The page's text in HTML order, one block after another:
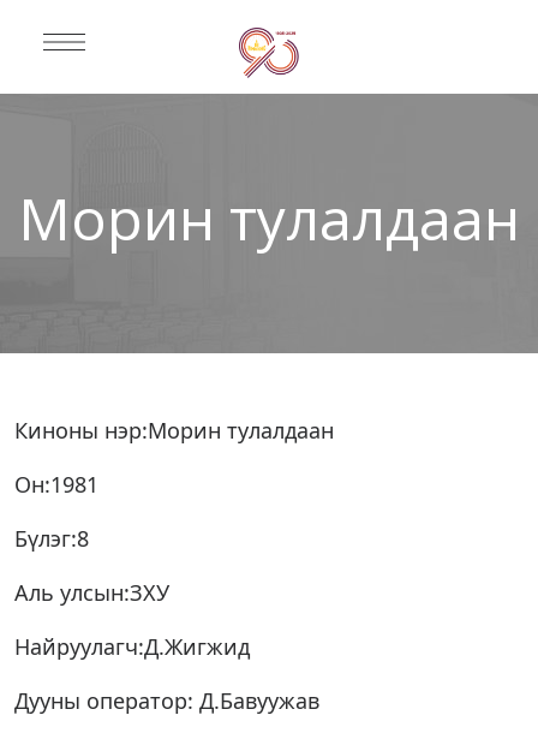
Морин тулалдаан
Киноны нэр:Морин тулалдаан
Он:1981
Бүлэг:8
Аль улсын:ЗХУ
Найруулагч:Д.Жигжид
Дууны оператор: Д.Бавуужав